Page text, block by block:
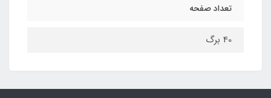
تعداد صفحه
40 برگ